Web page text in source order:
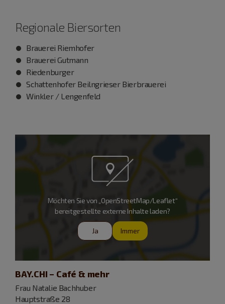
Regionale Biersorten
Brauerei Riemhofer
Brauerei Gutmann
Riedenburger
Schattenhofer Beilngrieser Bierbrauerei
Winkler / Lengenfeld
Möchten Sie von „OpenStreetMap/Leaflet“
bereitgestellte externe Inhalte laden?
Ja Immer
BAY.CHI – Café & mehr
Frau Natalie Bachhuber
Hauptstraße 28